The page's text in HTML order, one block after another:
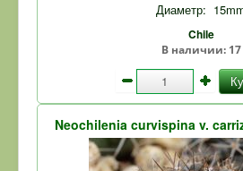
Диаметр:
Chile
В наличии: 17
Neochilenia curvispina v.